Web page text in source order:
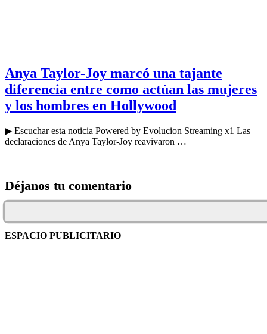
Anya Taylor-Joy marcó una tajante
diferencia entre como actúan las mujeres
y los hombres en Hollywood
▶ Escuchar esta noticia Powered by Evolucion Streaming x1 Las
declaraciones de Anya Taylor-Joy reavivaron …
Déjanos tu comentario
ESPACIO PUBLICITARIO